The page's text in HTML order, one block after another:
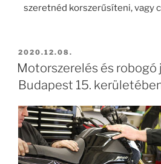
szeretnéd korszerűsíteni, vagy
BEKÜLDVE:
2020.12.08.
Motorszerelés és robogó
Budapest 15.